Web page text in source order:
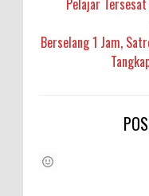
Berselang 1 Jam,